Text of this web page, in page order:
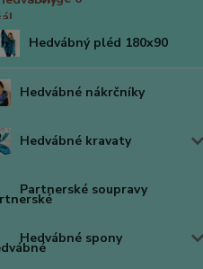
Hedvábný pléd 180x90
Hedvábné nákrčníky
Hedvábné kravaty
Partnerské soupravy
Hedvábné spony